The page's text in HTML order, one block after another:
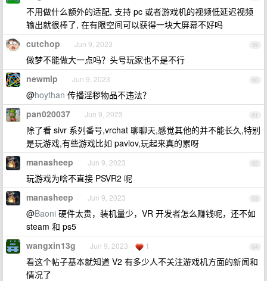
不用做什么额外的适配, 支持 pc 或者游戏机的视频低延迟视频
输出就很棒了, 在有限空间可以获得一块大屏幕不好吗
59
cutchop Jun 9, 2023
做梦不能做大一点吗？头号玩家也不是不行
60
newmlp Jun 9, 2023
@hoythan 传播淫秽物品不违法？
61
pan020037 Jun 9, 2023
除了看 sivr 系列番号,vrchat 聊聊天,感觉其他的并不能长久,特别
是玩游戏,有些游戏比如 pavlov,玩起来真的累呀
62
manasheep Jun 9, 2023
玩游戏为啥不直接 PSVR2 呢
63
manasheep Jun 9, 2023
@Baoni 硬件太贵，装机量少，VR 开发者怎么赚钱呢，还不如
steam 和 ps5
64
wangxin13g Jun 9, 2023 1
看这个帖子基本就知道 V2 有多少人不关注游戏机方面的新闻和
情况了